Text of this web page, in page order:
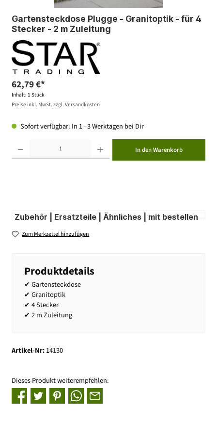
Gartensteckdose Plugge - Granitoptik - für 4
Stecker - 2 m Zuleitung
62,79 €*
Inhalt: 1 Stück
Preise inkl. MwSt. zzgl. Versandkosten
Sofort verfügbar: In 1 - 3 Werktagen bei Dir
In den Warenkorb
Zubehör | Ersatzteile | Ähnliches | mit bestellen
Zum Merkzettel hinzufügen
Produktdetails
✔ Gartensteckdose
✔ Granitoptik
✔ 4 Stecker
✔ 2 m Zuleitung
Artikel-Nr:14130
Dieses Produkt weiterempfehlen: